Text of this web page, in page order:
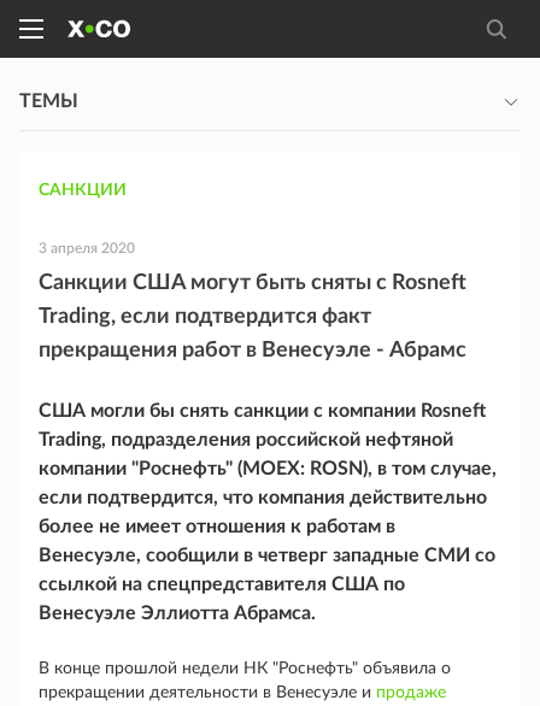
ТЕМЫ
САНКЦИИ
3 апреля 2020
Санкции США могут быть сняты с Rosneft
Trading, если подтвердится факт
прекращения работ в Венесуэле - Абрамс
США могли бы снять санкции с компании Rosneft
Trading, подразделения российской нефтяной
компании "Роснефть" (MOEX: ROSN), в том случае,
если подтвердится, что компания действительно
более не имеет отношения к работам в
Венесуэле, сообщили в четверг западные СМИ со
ссылкой на спецпредставителя США по
Венесуэле Эллиотта Абрамса.
В конце прошлой недели НК "Роснефть" объявила о
прекращении деятельности в Венесуэле и продаже